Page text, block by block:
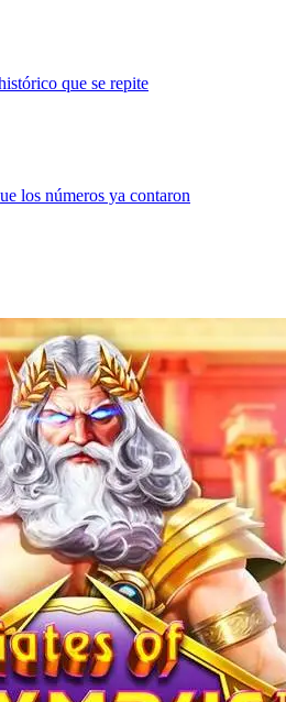
que se repite
los números ya contaron